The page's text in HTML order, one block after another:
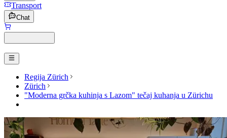
Transport
Chat
Regija Zürich
Zürich
"Moderna grčka kuhinja s Lazom" tečaj kuhanja u Zürichu